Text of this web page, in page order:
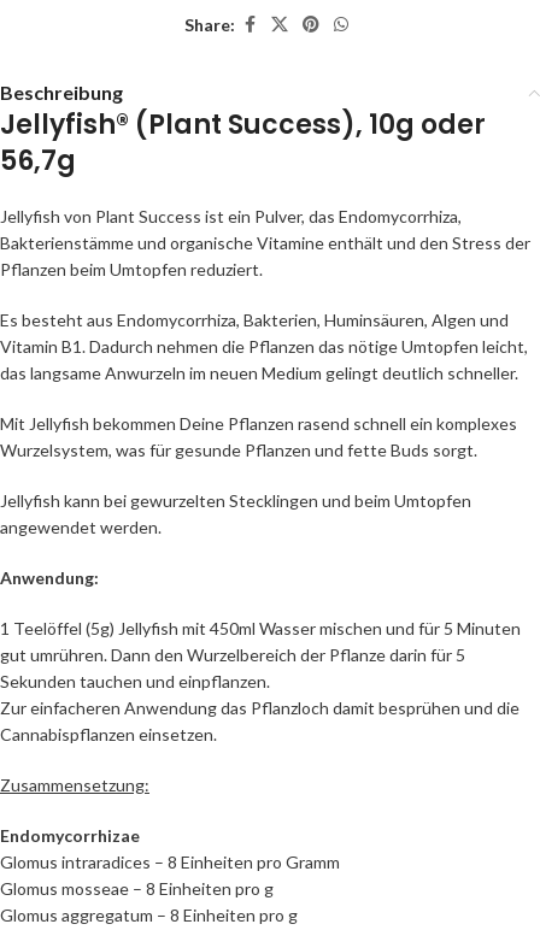
Share:
Beschreibung
Jellyfish® (Plant Success), 10g oder
56,7g
Jellyfish von Plant Success ist ein Pulver, das Endomycorrhiza,
Bakterienstämme und organische Vitamine enthält und den Stress der
Pflanzen beim Umtopfen reduziert.
Es besteht aus Endomycorrhiza, Bakterien, Huminsäuren, Algen und
Vitamin B1. Dadurch nehmen die Pflanzen das nötige Umtopfen leicht,
das langsame Anwurzeln im neuen Medium gelingt deutlich schneller.
Mit Jellyfish bekommen Deine Pflanzen rasend schnell ein komplexes
Wurzelsystem, was für gesunde Pflanzen und fette Buds sorgt.
Jellyfish kann bei gewurzelten Stecklingen und beim Umtopfen
angewendet werden.
Anwendung:
1 Teelöffel (5g) Jellyfish mit 450ml Wasser mischen und für 5 Minuten
gut umrühren. Dann den Wurzelbereich der Pflanze darin für 5
Sekunden tauchen und einpflanzen.
Zur einfacheren Anwendung das Pflanzloch damit besprühen und die
Cannabispflanzen einsetzen.
Zusammensetzung:
Endomycorrhizae
Glomus intraradices – 8 Einheiten pro Gramm
Glomus mosseae – 8 Einheiten pro g
Glomus aggregatum – 8 Einheiten pro g